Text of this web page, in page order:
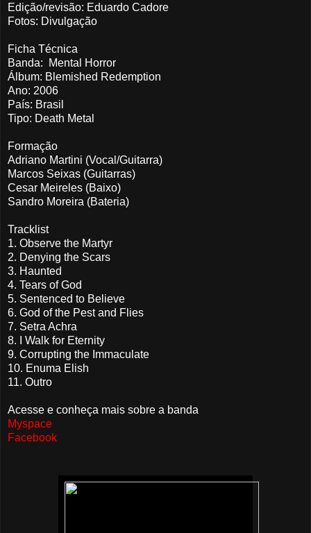
Edição/revisão: Eduardo Cadore
Fotos: Divulgação
Ficha Técnica
Banda: Mental Horror
Álbum: Blemished Redemption
Ano: 2006
País: Brasil
Tipo: Death Metal
Formação
Adriano Martini (Vocal/Guitarra)
Marcos Seixas (Guitarras)
Cesar Meireles (Baixo)
Sandro Moreira (Bateria)
Tracklist
1. Observe the Martyr
2. Denying the Scars
3. Haunted
4. Tears of God
5. Sentenced to Believe
6. God of the Pest and Flies
7. Setra Achra
8. I Walk for Eternity
9. Corrupting the Immaculate
10. Enuma Elish
11. Outro
Acesse e conheça mais sobre a banda
Myspace
Facebook